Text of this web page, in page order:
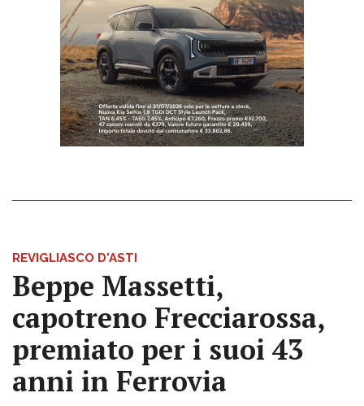
REVIGLIASCO D'ASTI
Beppe Massetti,
capotreno Frecciarossa,
premiato per i suoi 43
anni in Ferrovia